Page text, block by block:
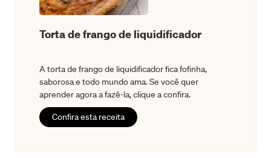
Torta de frango de liquidificador
A torta de frango de liquidificador fica fofinha,
saborosa e todo mundo ama. Se você quer
aprender agora a fazê-la, clique a confira.
Confira esta receita